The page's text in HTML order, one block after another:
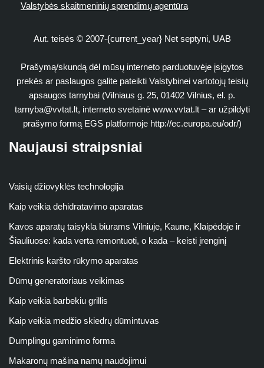
Valstybės skaitmeninių sprendimų agentūra
Aut. teisės © 2007-{current_year} Net septyni, UAB
Prašymą/skundą dėl mūsų interneto parduotuvėje įsigytos
prekės ar paslaugos galite pateikti Valstybinei vartotojų teisių
apsaugos tarnybai (Vilniaus g. 25, 01402 Vilnius, el. p.
tarnyba@vvtat.lt, interneto svetainė www.vvtat.lt – ar užpildyti
prašymo formą EGS platformoje http://ec.europa.eu/odr/)
Naujausi straipsniai
Vaisių džiovyklės technologija
Kaip veikia dehidratavimo aparatas
Kavos aparatų taisykla biurams Vilniuje, Kaune, Klaipėdoje ir
Šiauliuose: kada verta remontuoti, o kada – keisti įrenginį
Elektrinis karšto rūkymo aparatas
Dūmų generatoriaus veikimas
Kaip veikia barbekiu grillis
Kaip veikia medžio skiedrų dūmintuvas
Dumplingu gaminimo forma
Makaronų mašina namų naudojimui